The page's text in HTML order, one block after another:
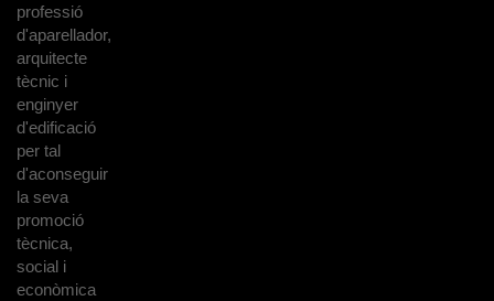
professió
d'aparellador,
arquitecte
tècnic i
enginyer
d'edificació
per tal
d'aconseguir
la seva
promoció
tècnica,
social i
econòmica